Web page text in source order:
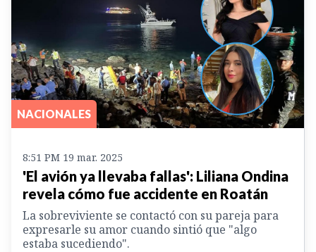
NACIONALES
8:51 PM 19 mar. 2025
'El avión ya llevaba fallas': Liliana Ondina
revela cómo fue accidente en Roatán
La sobreviviente se contactó con su pareja para
expresarle su amor cuando sintió que "algo
estaba sucediendo".